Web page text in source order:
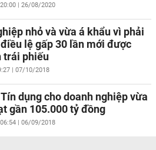
20:00 | 26/08/2020
nhỏ và vừa á khẩu vì phải
lệ gấp 30 lần mới được
trái phiếu
| 07/10/2018
dụng cho doanh nghiệp vừa
gần 105.000 tỷ đồng
06:54 | 06/09/2018